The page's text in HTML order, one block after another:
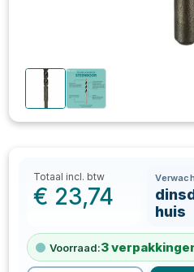
Totaal incl. btw
€ 23,74
huis
Voorraad:3